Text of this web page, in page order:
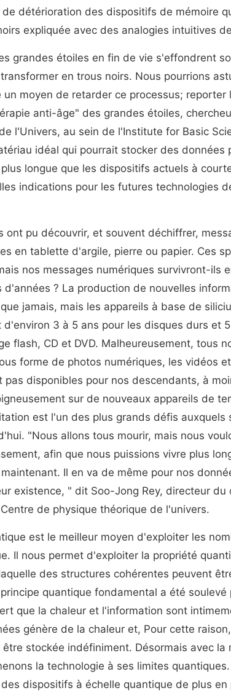
détérioration des dispositifs de mémoire
expliquée avec des analogies intuitives
grandes étoiles en fin de vie s'effondrent
en trous noirs. Nous pourrions
moyen de retarder ce processus; reporter
anti-âge" des grandes étoiles,
l'Univers, au sein de l'Institute for Basic
idéal qui pourrait stocker des données
longue que les dispositifs actuels à
indications pour les futures technologies
ont pu découvrir, et souvent déchiffrer,
en tablette d'argile, pierre ou papier. Ces
nos messages numériques survivront-ils
d'années ? La production de nouvelles
jamais, mais les appareils à base de
3 à 5 ans pour les disques durs et
flash, CD et DVD. Malheureusement, tous
forme de photos numériques, les vidéos
pas disponibles pour nos descendants, à
sur de nouveaux appareils de
est l'un des plus grands défis auxquels
"Nous allons tous mourir, mais nous
afin que nous puissions vivre plus
Il en va de même pour nos
existence, " dit Soo-Jong Rey, directeur du
de physique théorique de l'univers.
est le meilleur moyen d'exploiter les
Il nous permet d'exploiter la propriété
des structures cohérentes peuvent
quantique fondamental a été soulevé
que la chaleur et l'information sont
génère de la chaleur et, Pour cette
stockée indéfiniment. Désormais avec la
la technologie à ses limites
dispositifs à échelle quantique de plus